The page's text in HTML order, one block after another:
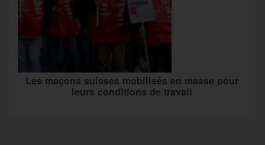
Les maçons suisses mobilisés en masse pour
leurs conditions de travail